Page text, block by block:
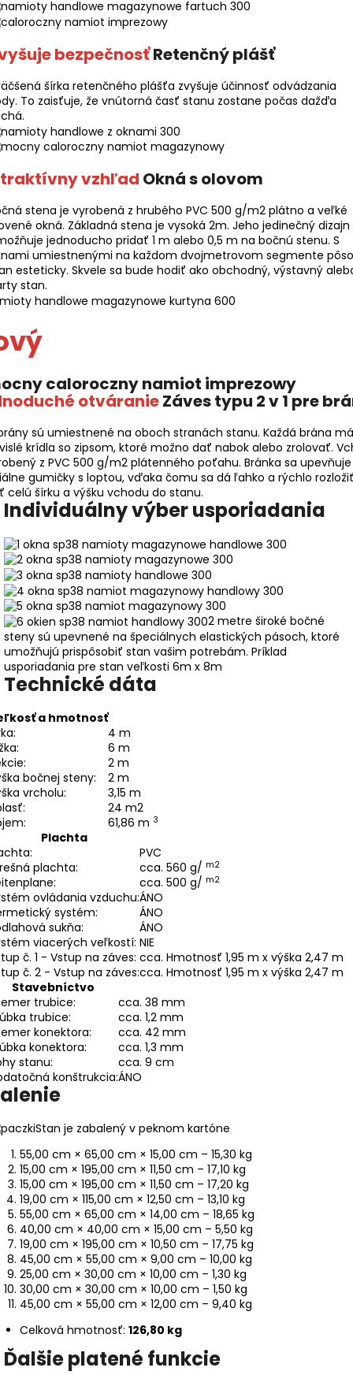
bezpečnosťRetenčný plášť
šírka retenčného plášťa zvyšuje účinnosť odvádzania
To zaisťuje, že vnútorná časť stanu zostane počas dažďa
vzhľad Okná s olovom
stena je vyrobená z hrubého PVC 500 g/m2 plátno a veľké
okná. Základná stena je vysoká 2m. Jeho jedinečný dizajn
jednoducho pridať 1 m alebo 0,5 m na bočnú stenu. S
umiestnenými na každom dvojmetrovom segmente
esteticky. Skvele sa bude hodiť ako obchodný, výstavný
stan.
otváranieZáves typu 2 v 1 pre
sú umiestnené na oboch stranách stanu. Každá brána
krídla so zipsom, ktoré možno dať nabok alebo zrolovať.
z PVC 500 g/m2 plátenného poťahu. Bránka sa
gumičky s loptou, vďaka čomu sa dá ľahko a rýchlo
celú šírku a výšku vchodu do stanu.
Individuálny výber usporiadania
2 metre široké bočné
steny sú upevnené na špeciálnych elastických pásoch, ktoré
umožňujú prispôsobiť stan vašim potrebám. Príklad
usporiadania pre stan veľkosti 6m x 8m
Technické dáta
a hmotnosť
4 m
6 m
2 m
bočnej steny:
2 m
vrcholu:
3,15 m
24 m2
61,86 m 3
Plachta
PVC
plachta:
cca. 560 g/ m2
cca. 500 g/ m2
ovládania vzduchu:ÁNO
systém:
ÁNO
sukňa:
ÁNO
viacerých veľkostí: NIE
č. 1 - Vstup na záves: cca. Hmotnosť 1,95 m x výška 2,47 m
č. 2 - Vstup na záves:cca. Hmotnosť 1,95 m x výška 2,47 m
Stavebníctvo
trubice:
cca. 38 mm
trubice:
cca. 1,2 mm
konektora:
cca. 42 mm
konektora:
cca. 1,3 mm
stanu:
cca. 9 cm
konštrukcia:ÁNO
Stan je zabalený v peknom kartóne
55,00 cm × 65,00 cm × 15,00 cm – 15,30 kg
15,00 cm × 195,00 cm × 11,50 cm – 17,10 kg
15,00 cm × 195,00 cm × 11,50 cm – 17,20 kg
19,00 cm × 115,00 cm × 12,50 cm – 13,10 kg
55,00 cm × 65,00 cm × 14,00 cm – 18,65 kg
40,00 cm × 40,00 cm × 15,00 cm – 5,50 kg
19,00 cm × 195,00 cm × 10,50 cm – 17,75 kg
45,00 cm × 55,00 cm × 9,00 cm – 10,00 kg
25,00 cm × 30,00 cm × 10,00 cm – 1,30 kg
30,00 cm × 30,00 cm × 10,00 cm – 1,50 kg
45,00 cm × 55,00 cm × 12,00 cm – 9,40 kg
Celková hmotnosť: 126,80 kg
Ďalšie platené funkcie